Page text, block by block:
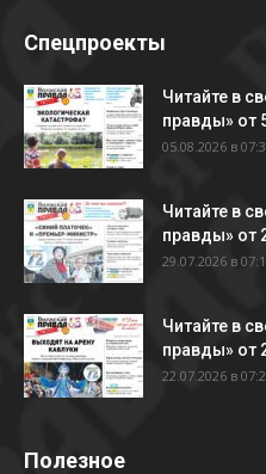
Спецпроекты
Читайте в
правды» от
05.08.2026 в
Читайте в
правды» от
29.07.2026 в
Читайте в
правды» от
22.07.2026 в
Полезное